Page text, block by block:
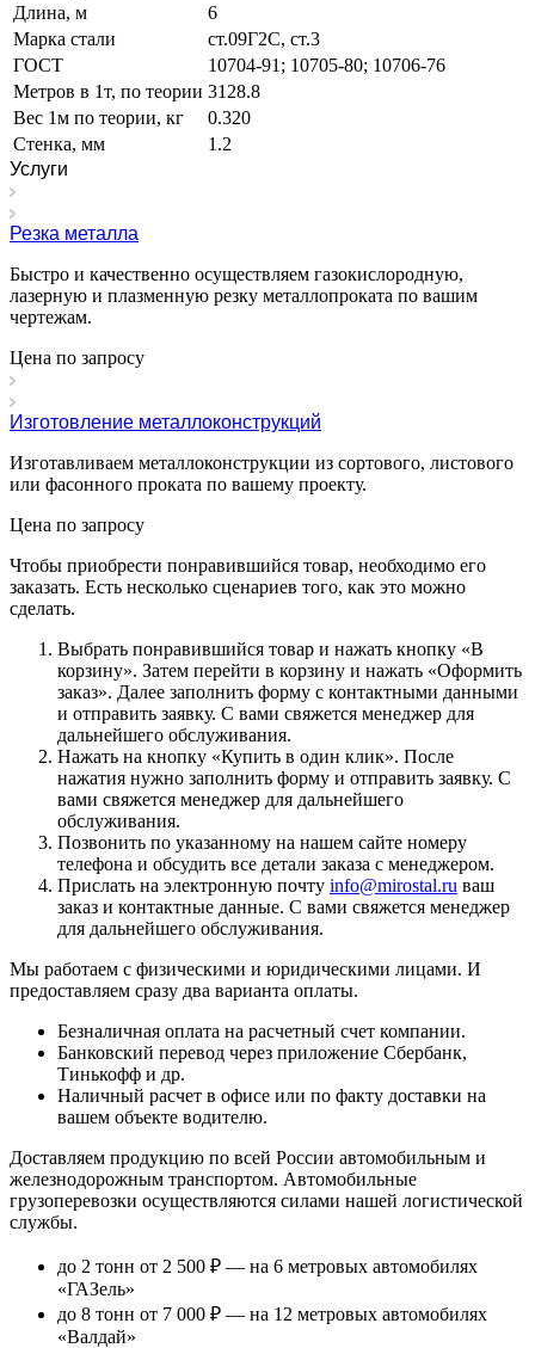
Длина, м
6
Марка стали
ст.09Г2С, ст.3
ГОСТ
10704-91; 10705-80; 10706-76
Метров в 1т, по теории 3128.8
Вес 1м по теории, кг
0.320
Стенка, мм
1.2
Услуги
Резка металла
Быстро и качественно осуществляем газокислородную,
лазерную и плазменную резку металлопроката по вашим
чертежам.
Цена по запросу
Изготовление металлоконструкций
Изготавливаем металлоконструкции из сортового, листового
или фасонного проката по вашему проекту.
Цена по запросу
Чтобы приобрести понравившийся товар, необходимо его
заказать. Есть несколько сценариев того, как это можно
сделать.
Выбрать понравившийся товар и нажать кнопку «В
корзину». Затем перейти в корзину и нажать «Оформить
заказ». Далее заполнить форму с контактными данными
и отправить заявку. С вами свяжется менеджер для
дальнейшего обслуживания.
Нажать на кнопку «Купить в один клик». После
нажатия нужно заполнить форму и отправить заявку. С
вами свяжется менеджер для дальнейшего
обслуживания.
Позвонить по указанному на нашем сайте номеру
телефона и обсудить все детали заказа с менеджером.
Прислать на электронную почту info@mirostal.ru ваш
заказ и контактные данные. С вами свяжется менеджер
для дальнейшего обслуживания.
Мы работаем с физическими и юридическими лицами. И
предоставляем сразу два варианта оплаты.
Безналичная оплата на расчетный счет компании.
Банковский перевод через приложение Сбербанк,
Тинькофф и др.
Наличный расчет в офисе или по факту доставки на
вашем объекте водителю.
Доставляем продукцию по всей России автомобильным и
железнодорожным транспортом. Автомобильные
грузоперевозки осуществляются силами нашей логистической
службы.
до 2 тонн от 2 500 ₽ — на 6 метровых автомобилях
«ГАЗель»
до 8 тонн от 7 000 ₽ — на 12 метровых автомобилях
«Валдай»